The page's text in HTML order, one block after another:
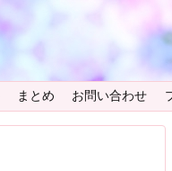
まとめ お問い合わせ